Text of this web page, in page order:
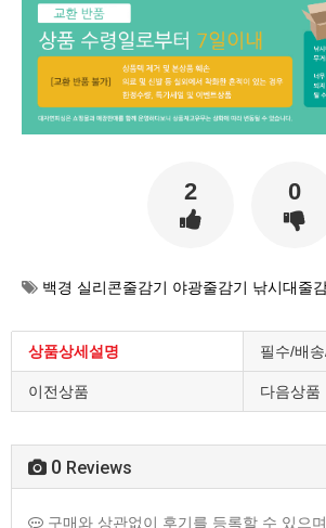
2 0
백경 실리콘줄감기 야광줄감기 낚시대줄
상품상세설명 필수/배
이전상품 다음상품
0 Reviews
구매와 상관없이 후기를 등록할 수 있으